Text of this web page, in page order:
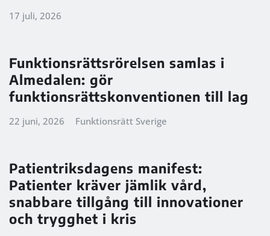
17 juli, 2026
Funktionsrättsrörelsen samlas i
Almedalen: gör
funktionsrättskonventionen till lag
22 juni, 2026 Funktionsrätt Sverige
Patientriksdagens manifest:
Patienter kräver jämlik vård,
snabbare tillgång till innovationer
och trygghet i kris